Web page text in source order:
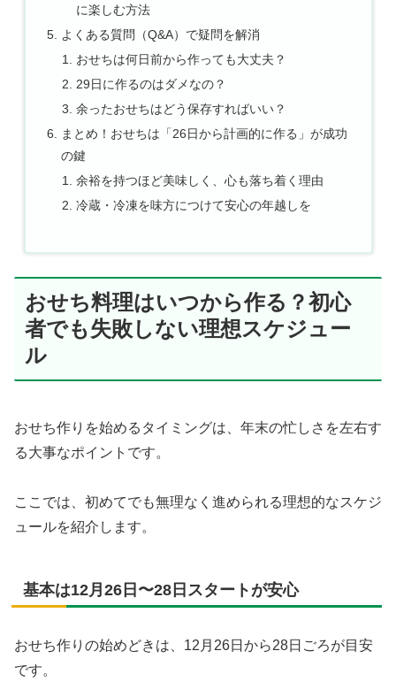
に楽しむ方法
よくある質問（Q&A）で疑問を解消
おせちは何日前から作っても大丈夫？
29日に作るのはダメなの？
余ったおせちはどう保存すればいい？
まとめ！おせちは「26日から計画的に作る」が成功
の鍵
余裕を持つほど美味しく、心も落ち着く理由
冷蔵・冷凍を味方につけて安心の年越しを
おせち料理はいつから作る？初心
者でも失敗しない理想スケジュー
ル
おせち作りを始めるタイミングは、年末の忙しさを左右す
る大事なポイントです。
ここでは、初めてでも無理なく進められる理想的なスケジ
ュールを紹介します。
基本は12月26日〜28日スタートが安心
おせち作りの始めどきは、12月26日から28日ごろが目安
です。